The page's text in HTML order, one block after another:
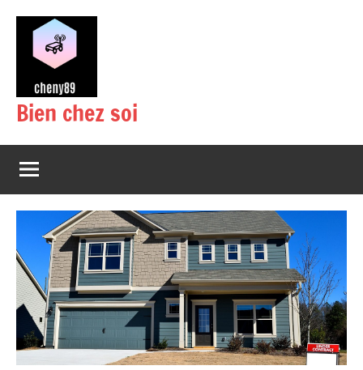
contenu
Bien chez soi